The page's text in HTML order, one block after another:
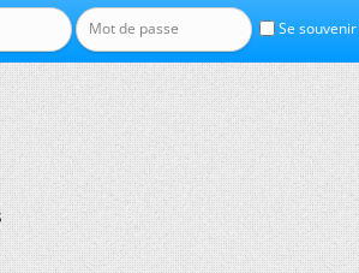
Se souvenir